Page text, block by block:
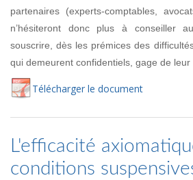
partenaires (experts-comptables,
n’hésiteront donc plus à conseiller
souscrire, dès les prémices des
qui demeurent confidentiels, gage de leur
Télécharger le document
L'efficacité
conditions